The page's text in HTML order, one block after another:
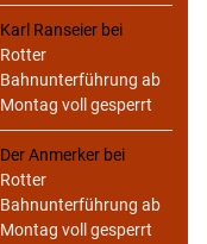
Karl Ranseier bei
Rotter
Bahnunterführung ab
Montag voll gesperrt
Der Anmerker bei
Rotter
Bahnunterführung ab
Montag voll gesperrt